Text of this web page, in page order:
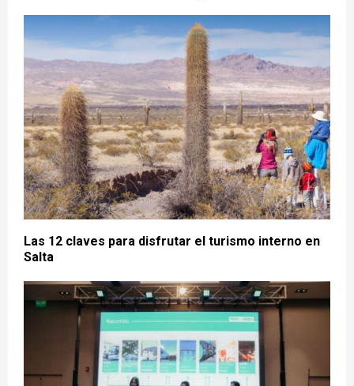
Las 12 claves para disfrutar el turismo interno en
Salta